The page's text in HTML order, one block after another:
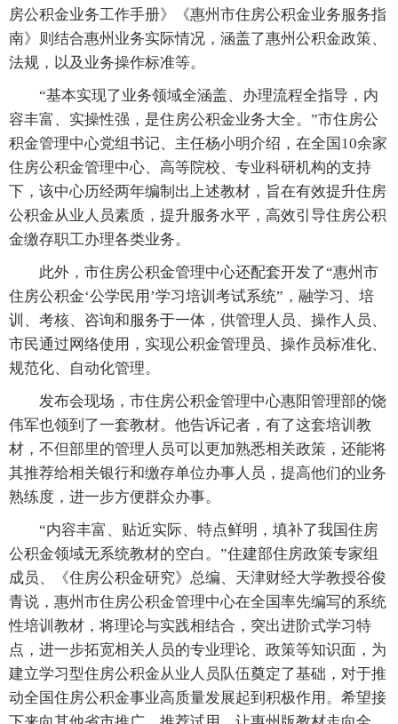
房公积金业务工作手册》《惠州市住房公积金业务服务指
南》则结合惠州业务实际情况，涵盖了惠州公积金政策、
法规，以及业务操作标准等。
“基本实现了业务领域全涵盖、办理流程全指导，内
容丰富、实操性强，是住房公积金业务大全。”市住房公
积金管理中心党组书记、主任杨小明介绍，在全国10余家
住房公积金管理中心、高等院校、专业科研机构的支持
下，该中心历经两年编制出上述教材，旨在有效提升住房
公积金从业人员素质，提升服务水平，高效引导住房公积
金缴存职工办理各类业务。
此外，市住房公积金管理中心还配套开发了“惠州市
住房公积金‘公学民用’学习培训考试系统”，融学习、培
训、考核、咨询和服务于一体，供管理人员、操作人员、
市民通过网络使用，实现公积金管理员、操作员标准化、
规范化、自动化管理。
发布会现场，市住房公积金管理中心惠阳管理部的饶
伟军也领到了一套教材。他告诉记者，有了这套培训教
材，不但部里的管理人员可以更加熟悉相关政策，还能将
其推荐给相关银行和缴存单位办事人员，提高他们的业务
熟练度，进一步方便群众办事。
“内容丰富、贴近实际、特点鲜明，填补了我国住房
公积金领域无系统教材的空白。”住建部住房政策专家组
成员、《住房公积金研究》总编、天津财经大学教授谷俊
青说，惠州市住房公积金管理中心在全国率先编写的系统
性培训教材，将理论与实践相结合，突出进阶式学习特
点，进一步拓宽相关人员的专业理论、政策等知识面，为
建立学习型住房公积金从业人员队伍奠定了基础，对于推
动全国住房公积金事业高质量发展起到积极作用。希望接